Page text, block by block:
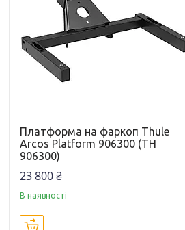
Платформа на фаркоп Thule
Arcos Platform 906300 (TH
906300)
23 800 ₴
В наявності